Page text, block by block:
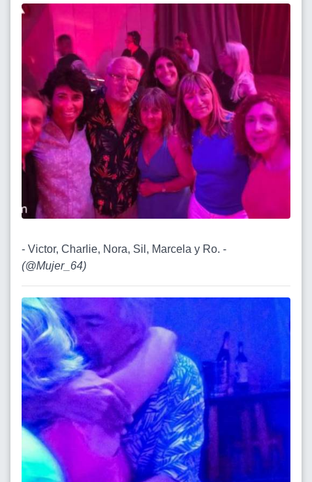
- Victor, Charlie, Nora, Sil, Marcela y Ro. -
(@Mujer_64)